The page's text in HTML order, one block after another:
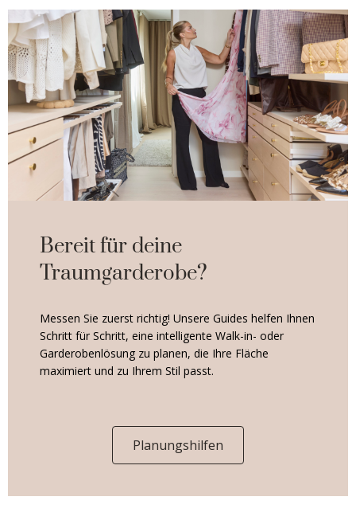
Bereit für deine
Traumgarderobe?
Messen Sie zuerst richtig! Unsere Guides helfen Ihnen
Schritt für Schritt, eine intelligente Walk-in- oder
Garderobenlösung zu planen, die Ihre Fläche
maximiert und zu Ihrem Stil passt.
Planungshilfen